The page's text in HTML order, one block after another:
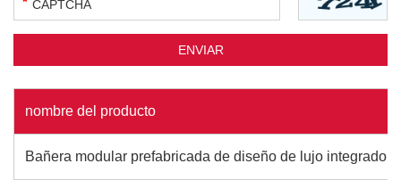
nombre del producto
Bañera modular prefabricada de diseño de lujo integrado